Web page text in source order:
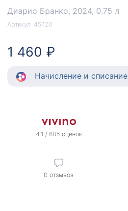
Диарио Бранко, 2024, 0.75 л
Артикул: 45720
1 460 ₽
Начисление и списание
4.1 / 685 оценок
0 отзывов